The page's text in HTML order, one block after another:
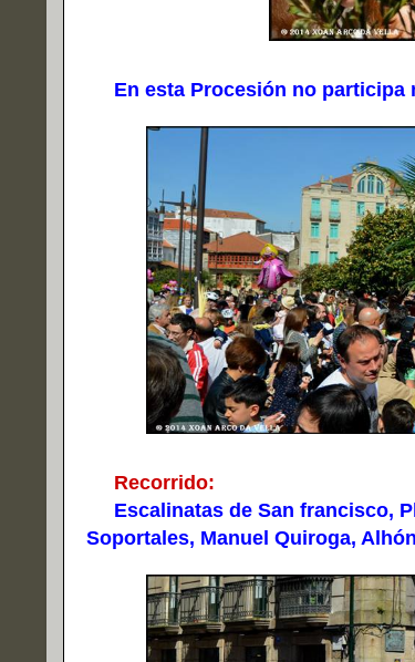
En esta Procesión no participa
Recorrido:
Escalinatas de San francisco,
Soportales, Manuel Quiroga,